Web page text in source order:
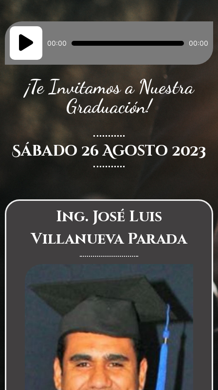
Reproductor
audio
00:00 00:00
¡Te Invitamos a Nuestra
Graduación!
Sábado 26 Agosto 2023
Ing. José Luis
Villanueva Parada